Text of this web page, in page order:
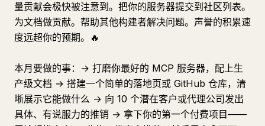
量贡献会极快被注意到。把你的服务器提交到社区列表。
为文档做贡献。帮助其他构建者解决问题。声誉的积累速
度远超你的预期。🔥
本月要做的事：→ 打磨你最好的 MCP 服务器，配上生
产级文档 → 搭建一个简单的落地页或 GitHub 仓库，清
晰展示它能做什么 → 向 10 个潜在客户或代理公司发出
具体、有说服力的推销 → 拿下你的第一个付费项目——